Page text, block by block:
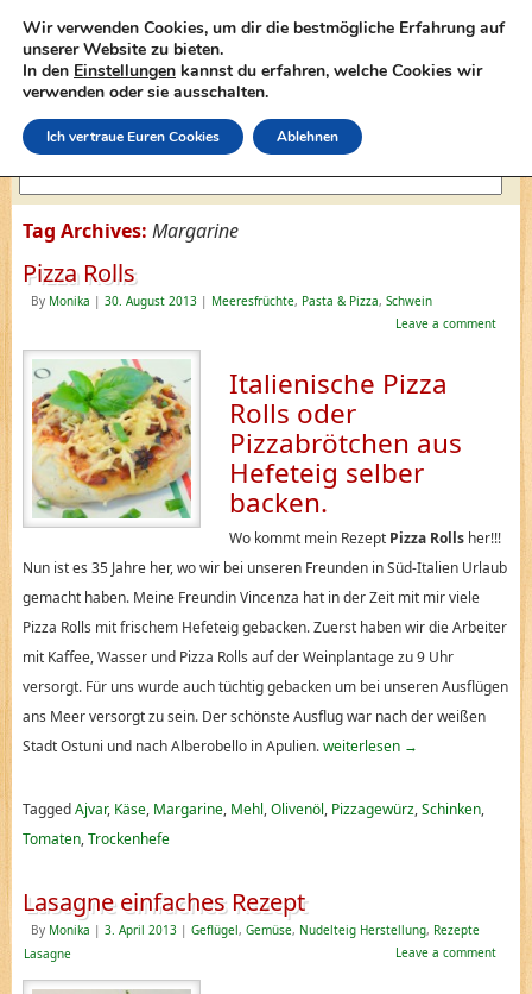
lasagne-rezepte.net
Tag Archives: Margarine
Pizza Rolls
By Monika | 30. August 2013 | Meeresfrüchte, Pasta & Pizza, Schwein
Leave a comment
Italienische Pizza
Rolls oder
Pizzabrötchen aus
Hefeteig selber
backen.
Wo kommt mein Rezept Pizza Rollsher!!!
Nun ist es 35 Jahre her, wo wir bei unseren Freunden in Süd-Italien Urlaub
gemacht haben. Meine Freundin Vincenza hat in der Zeit mit mir viele
Pizza Rolls mit frischem Hefeteig gebacken. Zuerst haben wir die Arbeiter
mit Kaffee, Wasser und Pizza Rolls auf der Weinplantage zu 9 Uhr
versorgt. Für uns wurde auch tüchtig gebacken um bei unseren Ausflügen
ans Meer versorgt zu sein. Der schönste Ausflug war nach der weißen
Stadt Ostuni und nach Alberobello in Apulien.weiterlesen →
TaggedAjvar, Käse, Margarine, Mehl,Olivenöl, Pizzagewürz,Schinken,
Tomaten,Trockenhefe
Lasagne einfaches Rezept
By Monika | 3. April 2013 | Geflügel, Gemüse, Nudelteig Herstellung, Rezepte
Lasagne
Leave a comment
Wir verwenden Cookies, um dir die bestmögliche Erfahrung auf
unserer Website zu bieten.
In den Einstellungen kannst du erfahren, welche Cookies wir
verwenden oder sie ausschalten.
Ich vertraue Euren Cookies Ablehnen